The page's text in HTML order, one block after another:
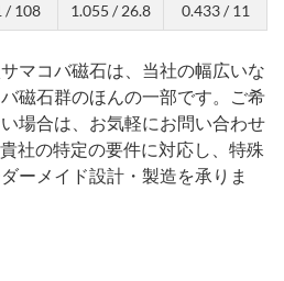
/ 108 1.055 / 26.8 0.433 / 11
マコバ磁石は、当社の幅広いな
磁石群のほんの一部です。ご希
場合は、お気軽にお問い合わせ
社の特定の要件に対応し、特殊
ーメイド設計・製造を承りま